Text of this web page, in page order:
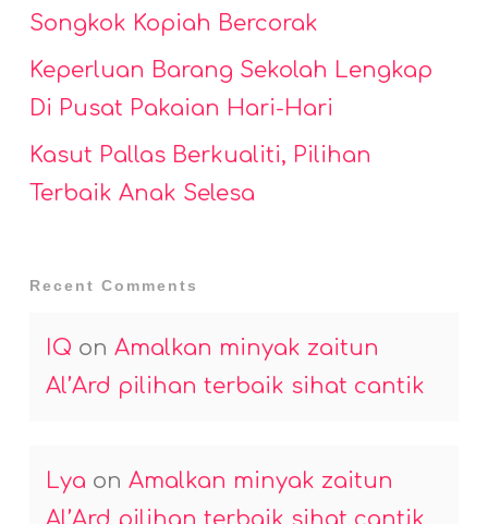
Songkok Kopiah Bercorak
Keperluan Barang Sekolah Lengkap
Di Pusat Pakaian Hari-Hari
Kasut Pallas Berkualiti, Pilihan
Terbaik Anak Selesa
Recent Comments
IQ on Amalkan minyak zaitun
Al’Ard pilihan terbaik sihat cantik
Lya on Amalkan minyak zaitun